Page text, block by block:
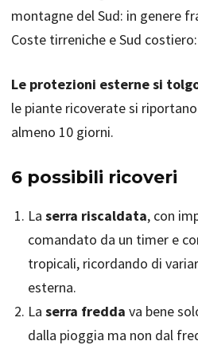
montagne del Sud: in genere
Coste tirreniche e Sud
Le protezioni esterne si
le piante ricoverate si
almeno 10 giorni.
6 possibili ricoveri
La serra riscaldata, con
comandato da un timer e
tropicali, ricordando di
esterna.
La serra fredda va bene
dalla pioggia ma non dal